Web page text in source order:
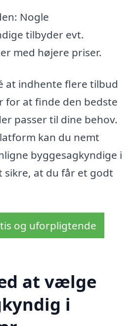
Nogle
tilbyder evt.
med højere priser.
at indhente flere tilbud
for at finde den bedste
passer til dine behov.
kan du nemt
byggesagkyndige i
sikre, at du får et godt
og uforpligtende
at vælge
i